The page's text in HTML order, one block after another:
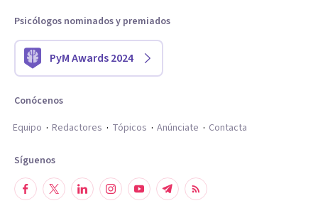
Psicólogos nominados y premiados
PyM Awards 2024
Conócenos
Equipo
Redactores Tópicos Anúnciate Contacta
Síguenos